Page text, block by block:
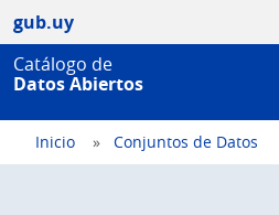
gub.uy
Catálogo de
Datos Abiertos
Inicio Conjuntos de Datos